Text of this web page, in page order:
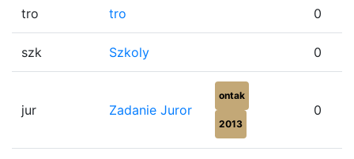
tro tro 0
szk Szkoly 0
jur Zadanie Juror
ontak
2013
0